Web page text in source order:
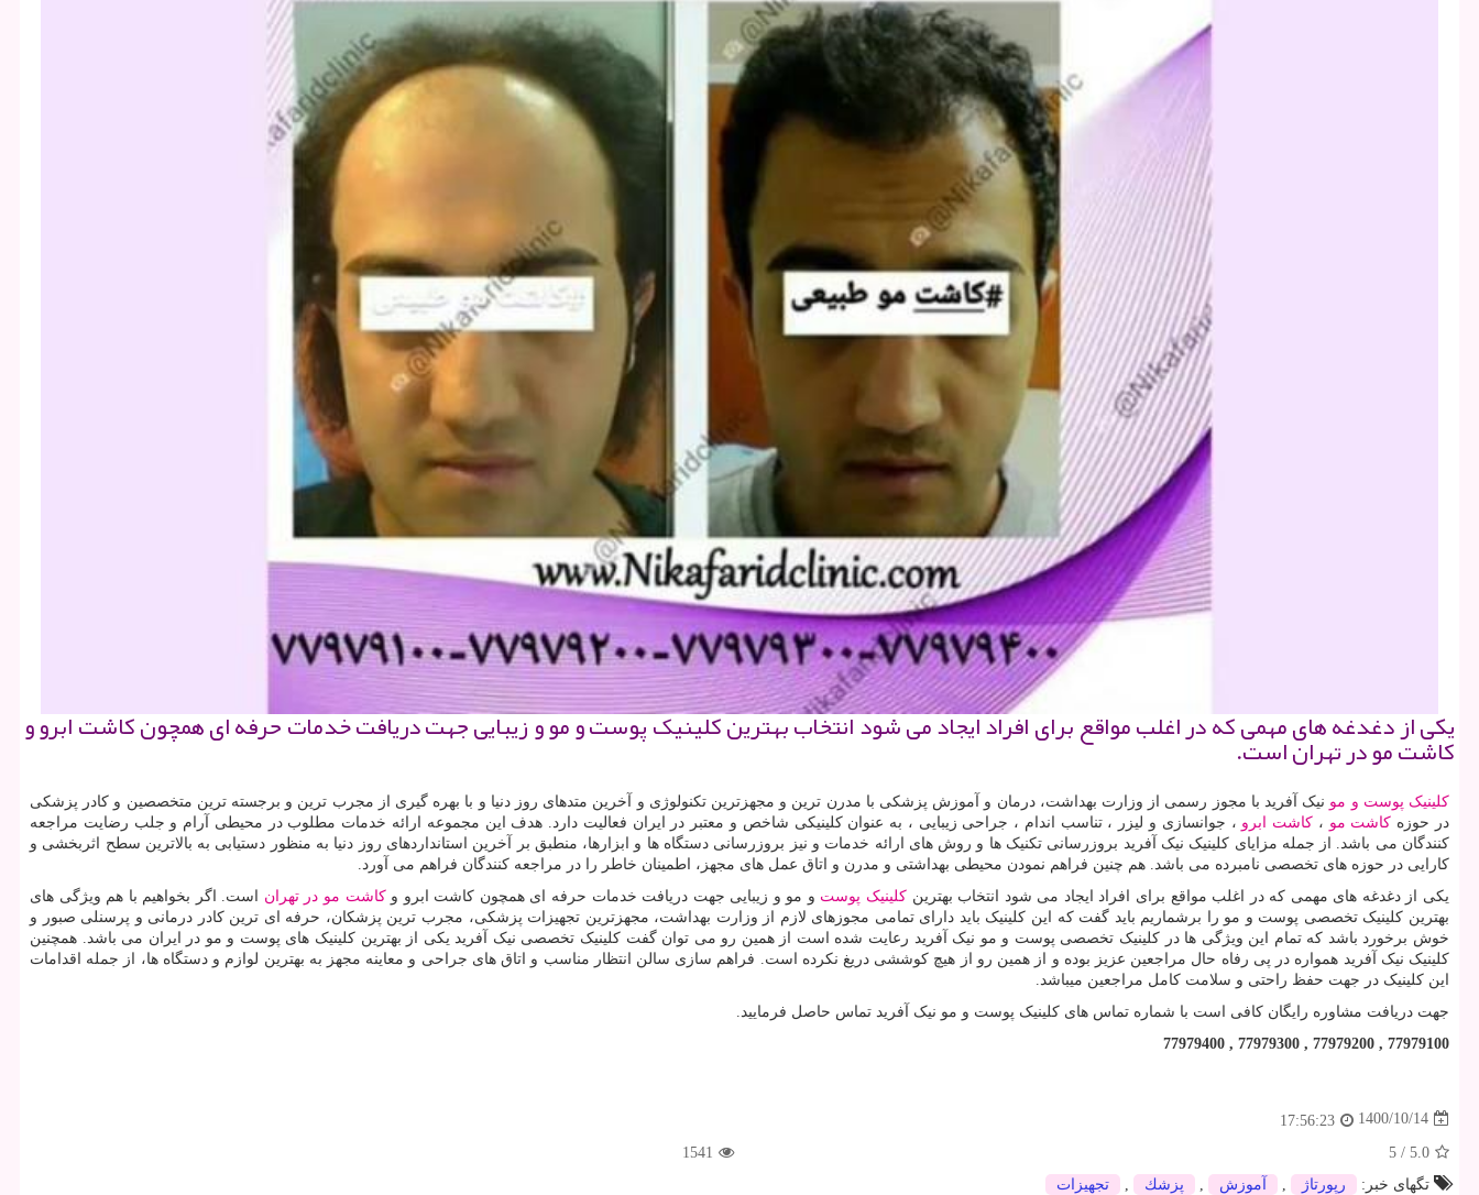
یکی از دغدغه های مهمی که در اغلب مواقع برای افراد ایجاد می شود انتخاب بهترین کلینیک پوست و مو و زیبایی جهت دریافت خدمات حرفه ای همچون کاشت ابرو و
کاشت مو در تهران است.
کلینیک پوست و مو نیک آفرید با مجوز رسمی از وزارت بهداشت، درمان و آموزش پزشکی با مدرن ترین و مجهزترین تکنولوژی و آخرین متدهای روز دنیا و با بهره گیری از مجرب ترین و برجسته ترین متخصصین و کادر پزشکی
در حوزه کاشت مو ، کاشت ابرو ، جوانسازی و لیزر ، تناسب اندام ، جراحی زیبایی ، به عنوان کلینیکی شاخص و معتبر در ایران فعالیت دارد. هدف این مجموعه ارائه خدمات مطلوب در محیطی آرام و جلب رضایت مراجعه
کنندگان می باشد. از جمله مزایای کلینیک نیک آفرید بروزرسانی تکنیک ها و روش های ارائه خدمات و نیز بروزرسانی دستگاه ها و ابزارها، منطبق بر آخرین استانداردهای روز دنیا به منظور دستیابی به بالاترین سطح اثربخشی و
کارایی در حوزه های تخصصی نامبرده می باشد. هم چنین فراهم نمودن محیطی بهداشتی و مدرن و اتاق عمل های مجهز، اطمینان خاطر را در مراجعه کنندگان فراهم می آورد.
یکی از دغدغه های مهمی که در اغلب مواقع برای افراد ایجاد می شود انتخاب بهترین کلینیک پوست و مو و زیبایی جهت دریافت خدمات حرفه ای همچون کاشت ابرو وکاشت مو در تهران است. اگر بخواهیم با هم ویژگی های
بهترین کلینیک تخصصی پوست و مو را برشماریم باید گفت که این کلینیک باید دارای تمامی مجوزهای لازم از وزارت بهداشت، مجهزترین تجهیزات پزشکی، مجرب ترین پزشکان، حرفه ای ترین کادر درمانی و پرسنلی صبور و
خوش برخورد باشد که تمام این ویژگی ها در کلینیک تخصصی پوست و مو نیک آفرید رعایت شده است از همین رو می توان گفت کلینیک تخصصی نیک آفرید یکی از بهترین کلینیک های پوست و مو در ایران می باشد. همچنین
کلینیک نیک آفرید همواره در پی رفاه حال مراجعین عزیز بوده و از همین رو از هیچ کوششی دریغ نکرده است. فراهم سازی سالن انتظار مناسب و اتاق های جراحی و معاینه مجهز به بهترین لوازم و دستگاه ها، از جمله اقدامات
این کلینیک در جهت حفظ راحتی و سلامت کامل مراجعین میباشد.
جهت دریافت مشاوره رایگان کافی است با شماره تماس های کلینیک پوست و مو نیک آفرید تماس حاصل فرمایید.
77979400 , 77979300 , 77979200 , 77979100
1400/10/14
17:56:23
5.0
/
5
1541
تگهای خبر:
رپورتاژ آموزش پزشك تجهیزات